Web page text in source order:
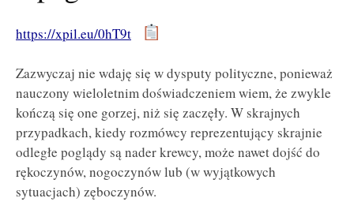
https://xpil.eu/0hT9t
Zazwyczaj nie wdaję się w dysputy polityczne, ponieważ
nauczony wieloletnim doświadczeniem wiem, że zwykle
kończą się one gorzej, niż się zaczęły. W skrajnych
przypadkach, kiedy rozmówcy reprezentujący skrajnie
odległe poglądy są nader krewcy, może nawet dojść do
rękoczynów, nogoczynów lub (w wyjątkowych
sytuacjach) zęboczynów.